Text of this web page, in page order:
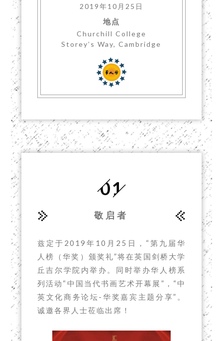
2019年10月25日
地点
Churchill College
Storey’s Way, Cambridge
01
敬启者
兹定于2019年10月25日，“第九届华
人榜（华奖）颁奖礼”将在英国剑桥大学
丘吉尔学院内举办。同时举办华人榜系
列活动“中国当代书画艺术开幕展”，“中
英文化商务论坛-华奖嘉宾主题分享”。
诚邀各界人士莅临出席！